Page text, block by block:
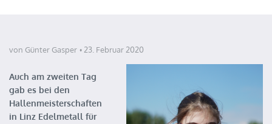
von Günter Gasper 23. Februar 2020
Auch am zweiten Tag
gab es bei den
Hallenmeisterschaften
in Linz Edelmetall für